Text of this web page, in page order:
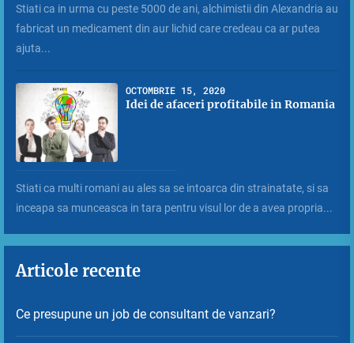
Stiati ca in urma cu peste 5000 de ani, alchimistii din Alexandria au
fabricat un medicament din aur lichid care credeau ca ar putea
ajuta...
OCTOMBRIE 15, 2020
Idei de afaceri profitabile in Romania
Stiati ca multi romani au ales sa se intoarca din strainatate, si sa
inceapa sa munceasca in tara pentru visul lor de a avea propria...
Articole recente
Ce presupune un job de consultant de vanzari?